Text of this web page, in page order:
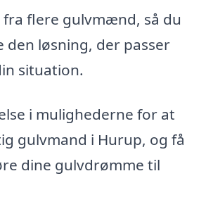
flere gulvmænd, så du
den løsning, der passer
situation.
i mulighederne for at
gulvmand i Hurup, og få
dine gulvdrømme til